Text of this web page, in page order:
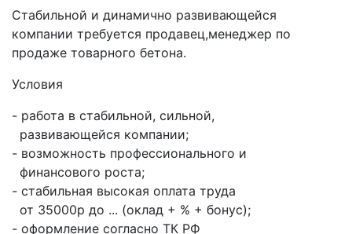
Стабильной и динамично развивающейся
компании требуется продавец,менеджер по
продаже товарного бетона.
Условия
- работа в стабильной, сильной,
развивающейся компании;
- возможность профессионального и
финансового роста;
- стабильная высокая оплата труда
от 35000р до ... (оклад + % + бонус);
- оформление согласно ТК РФ